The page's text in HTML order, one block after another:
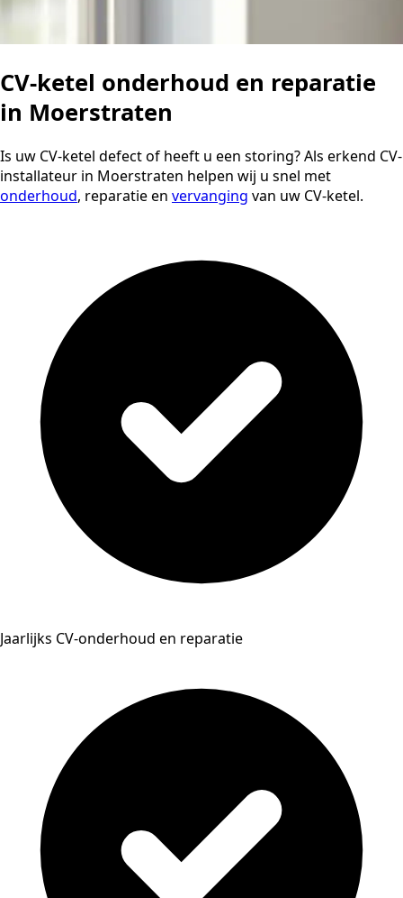
CV-ketel onderhoud en reparatie
in Moerstraten
Is uw CV-ketel defect of heeft u een storing? Als erkend CV-
installateur in Moerstraten helpen wij u snel met
onderhoud, reparatie en vervanging van uw CV-ketel.
Jaarlijks CV-onderhoud en reparatie